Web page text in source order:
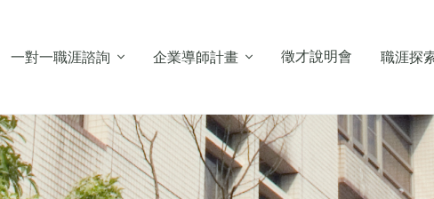
一對一職涯諮詢 企業導師計畫 徵才說明會 職涯探